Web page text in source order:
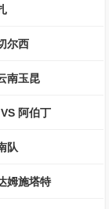
尔西
南玉昆
阿伯丁
队
姆施塔特